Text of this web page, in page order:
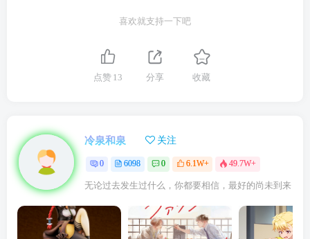
喜欢就支持一下吧
点赞 13 分享 收藏
冷泉和泉 关注
0 6098 0 6.1W+ 49.7W+
无论过去发生过什么，你都要相信，最好的尚未到来